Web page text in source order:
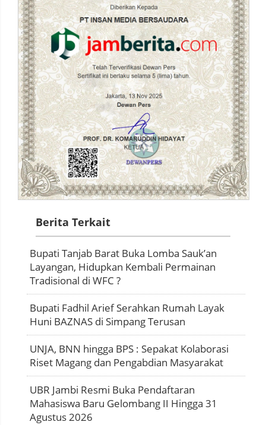
Berita Terkait
Bupati Tanjab Barat Buka Lomba Sauk’an
Layangan, Hidupkan Kembali Permainan
Tradisional di WFC ?
Bupati Fadhil Arief Serahkan Rumah Layak
Huni BAZNAS di Simpang Terusan
UNJA, BNN hingga BPS : Sepakat Kolaborasi
Riset Magang dan Pengabdian Masyarakat
UBR Jambi Resmi Buka Pendaftaran
Mahasiswa Baru Gelombang II Hingga 31
Agustus 2026